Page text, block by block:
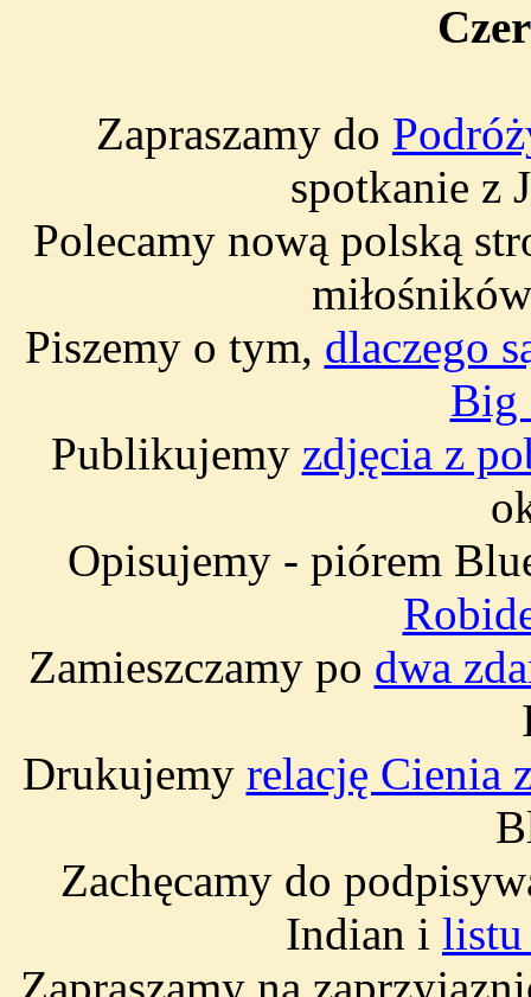
Zapraszamy do
spotkanie z
Polecamy nową polską
Piszemy o tym, dlaczego
Big
Publikujemy zdjęcia z
Opisujemy - piórem
Zamieszczamy po dwa
Drukujemy relację Cienia
Zachęcamy do
Indian i listu